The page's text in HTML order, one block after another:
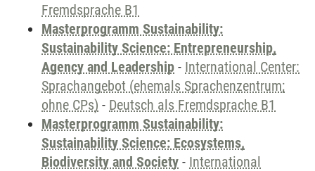
Fremdsprache B1
Masterprogramm Sustainability:
Sustainability Science: Entrepreneurship,
Agency and Leadership - International Center:
Sprachangebot (ehemals Sprachenzentrum;
ohne CPs) - Deutsch als Fremdsprache B1
Masterprogramm Sustainability:
Sustainability Science: Ecosystems,
Biodiversity and Society - International